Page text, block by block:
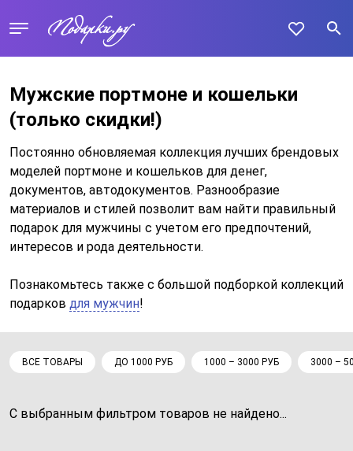
Мужские портмоне и кошельки
(только скидки!)
Постоянно обновляемая коллекция лучших брендовых
моделей портмоне и кошельков для денег,
документов, автодокументов. Разнообразие
материалов и стилей позволит вам найти правильный
подарок для мужчины с учетом его предпочтений,
интересов и рода деятельности.
Познакомьтесь также с большой подборкой коллекций
подарков для мужчин!
ВСЕ ТОВАРЫ ДО 1000 РУБ 1000 – 3000 РУБ 3000 –
С выбранным фильтром товаров не найдено...